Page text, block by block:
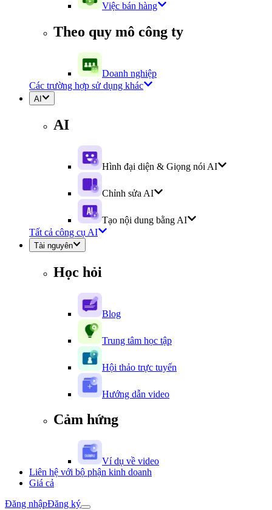
Việc bán hàng
Theo quy mô công ty
Doanh nghiệp
Các trường hợp sử dụng khác
AI
AI
Hình đại diện & Giọng nói AI
Chỉnh sửa AI
Tạo nội dung bằng AI
Tất cả công cụ AI
Tài nguyên
Học hỏi
Blog
Trung tâm học tập
Hội thảo trực tuyến
Hướng dẫn video
Cảm hứng
Ví dụ về video
Liên hệ với bộ phận kinh doanh
Giá cả
Đăng nhậpĐăng ký